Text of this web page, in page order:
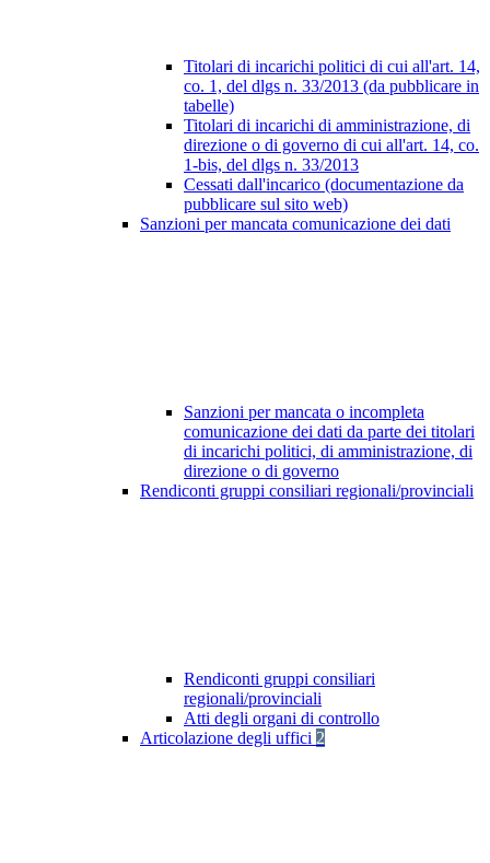
Titolari di incarichi politici di cui all'art. 14,
co. 1, del dlgs n. 33/2013 (da pubblicare in
tabelle)
Titolari di incarichi di amministrazione, di
direzione o di governo di cui all'art. 14, co.
1-bis, del dlgs n. 33/2013
Cessati dall'incarico (documentazione da
pubblicare sul sito web)
Sanzioni per mancata comunicazione dei dati
Sanzioni per mancata o incompleta
comunicazione dei dati da parte dei titolari
di incarichi politici, di amministrazione, di
direzione o di governo
Rendiconti gruppi consiliari regionali/provinciali
Rendiconti gruppi consiliari
regionali/provinciali
Atti degli organi di controllo
Articolazione degli uffici 2